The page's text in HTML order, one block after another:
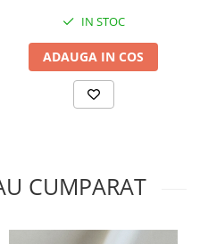
IN STOC
ADAUGA IN COS
CUMPARAT